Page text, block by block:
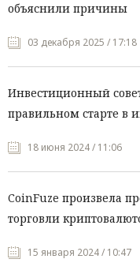
объяснили причины
03 декабря 2025 / 17:18
Инвестиционный
правильном старте в
18 июня 2024 / 11:06
CoinFuze произвела
торговли
15 января 2024 / 10:47